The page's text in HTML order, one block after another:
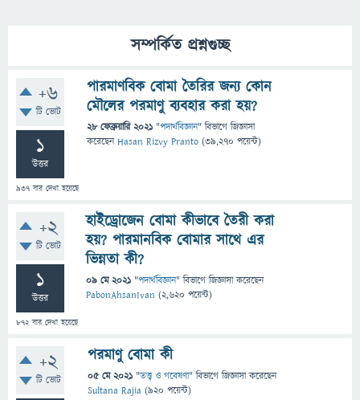
সম্পর্কিত প্রশ্নগুচ্ছ
+6
টি ভোট
1
উত্তর
937 বার দেখা হয়েছে
পারমাণবিক বোমা তৈরির জন্য কোন
মৌলের পরমাণু ব্যবহার করা হয়?
28 ফেব্রুয়ারি 2021 "পদার্থবিজ্ঞান" বিভাগে জিজ্ঞাসা
করেছেনHasan Rizvy Pranto (39,270 পয়েন্ট)
+2
টি ভোট
1
উত্তর
872বার দেখা হয়েছে
হাইড্রোজেন বোমা কীভাবে তৈরী করা
হয়? পারমানবিক বোমার সাথে এর
ভিন্নতা কী?
09 মে 2021 "পদার্থবিজ্ঞান" বিভাগে জিজ্ঞাসাকরেছেন
PabonAhsanIvan (2,620 পয়েন্ট)
+2
টি ভোট
পরমাণু বোমা কী
05 মে 2021 "তত্ত্ব ও গবেষণা" বিভাগে জিজ্ঞাসাকরেছেন
Sultana Rajia (920 পয়েন্ট)